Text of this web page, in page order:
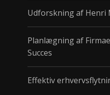
Udforskning af Henri
Planlægning af
Succes
Effektiv